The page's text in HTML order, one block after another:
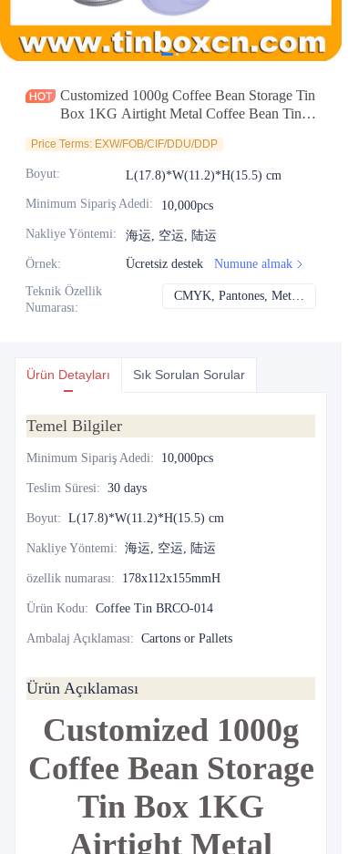
Customized 1000g Coffee Bean Storage Tin
Box 1KG Airtight Metal Coffee Bean Tin
Cap Container For Wholesale Manufacturer
Price Terms: EXW/FOB/CIF/DDU/DDP
Boyut: L(17.8)*W(11.2)*H(15.5) cm
Minimum Sipariş Adedi: 10,000pcs
Nakliye Yöntemi: 海运, 空运, 陆运
Örnek: Ücretsiz destek
Numune almak
Teknik Özellik
Numarası:
CMYK, Pantones, Metalik, Nokta rengi vb.
Ürün Detayları Sık Sorulan Sorular
Temel Bilgiler
Minimum Sipariş Adedi: 10,000pcs
Teslim Süresi: 30 days
Boyut: L(17.8)*W(11.2)*H(15.5) cm
Nakliye Yöntemi: 海运, 空运, 陆运
özellik numarası: 178x112x155mmH
Ürün Kodu: Coffee Tin BRCO-014
Ambalaj Açıklaması: Cartons or Pallets
Ürün Açıklaması
Customized 1000g
Coffee Bean Storage
Tin Box 1KG
Airtight Metal
Haberler